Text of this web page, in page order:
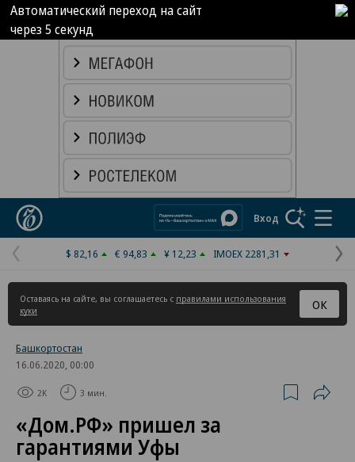
Автоматический переход на сайт
через4 секунд
Реклама в «Ъ» www.kommersant.ru/ad
Вход
Предыдущая
страница
$ 82,16 € 94,83 ¥ 12,23 IMOEX 2281,31
Оставаясь на сайте, вы соглашаетесь с правилами использования
куки
ОК
Башкортостан
16.06.2020, 00:00
2K 3 мин.
«Дом.РФ» пришел за
гарантиями Уфы